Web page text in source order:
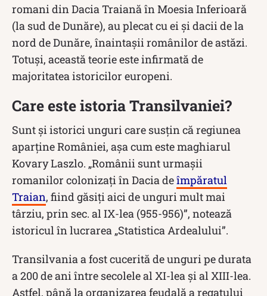
romani din Dacia Traiană în Moesia Inferioară
(la sud de Dunăre), au plecat cu ei şi dacii de la
nord de Dunăre, înaintașii românilor de astăzi.
Totuși, această teorie este infirmată de
majoritatea istoricilor europeni.
Care este istoria Transilvaniei?
Sunt și istorici unguri care susțin că regiunea
aparține României, așa cum este maghiarul
Kovary Laszlo. „Românii sunt urmaşii
romanilor colonizaţi în Dacia deîmpăratul
Traian, fiind găsiţi aici de unguri mult mai
târziu, prin sec. al IX-lea (955-956)”, notează
istoricul în lucrarea „Statistica Ardealului”.
Transilvania a fost cucerită de unguri pe durata
a 200 de ani între secolele al XI-lea şi al XIII-lea.
Astfel, până la organizarea feudală a regatului